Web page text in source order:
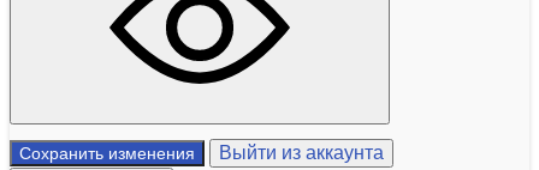
Сохранить изменения
Выйти из аккаунта